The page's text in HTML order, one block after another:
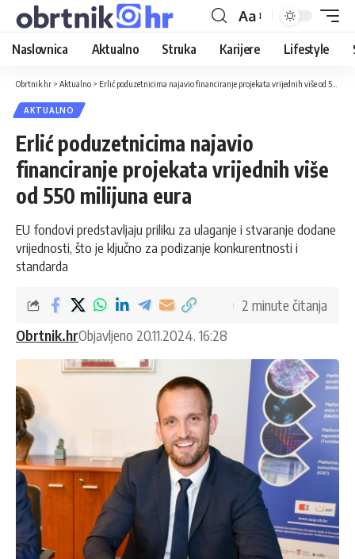
Aa
Naslovnica Aktualno Struka Karijere Lifestyle
Obrtnik.hr > Aktualno > Erlić poduzetnicima najavio financiranje projekata vrijednih više od 550 milijuna eura
AKTUALNO
Erlić poduzetnicima najavio
financiranje projekata vrijednih više
od 550 milijuna eura
EU fondovi predstavljaju priliku za ulaganje i stvaranje dodane
vrijednosti, što je ključno za podizanje konkurentnosti i
standarda
Obrtnik.hrObjavljeno 20.11.2024. 16:28
2 minute čitanja